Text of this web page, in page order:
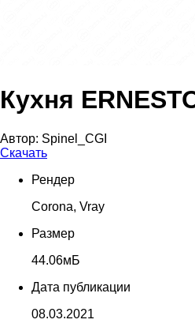
Кухня
Автор: Spinel_CGI
Скачать
Рендер
Corona, Vray
Размер
44.06мБ
Дата публикации
08.03.2021